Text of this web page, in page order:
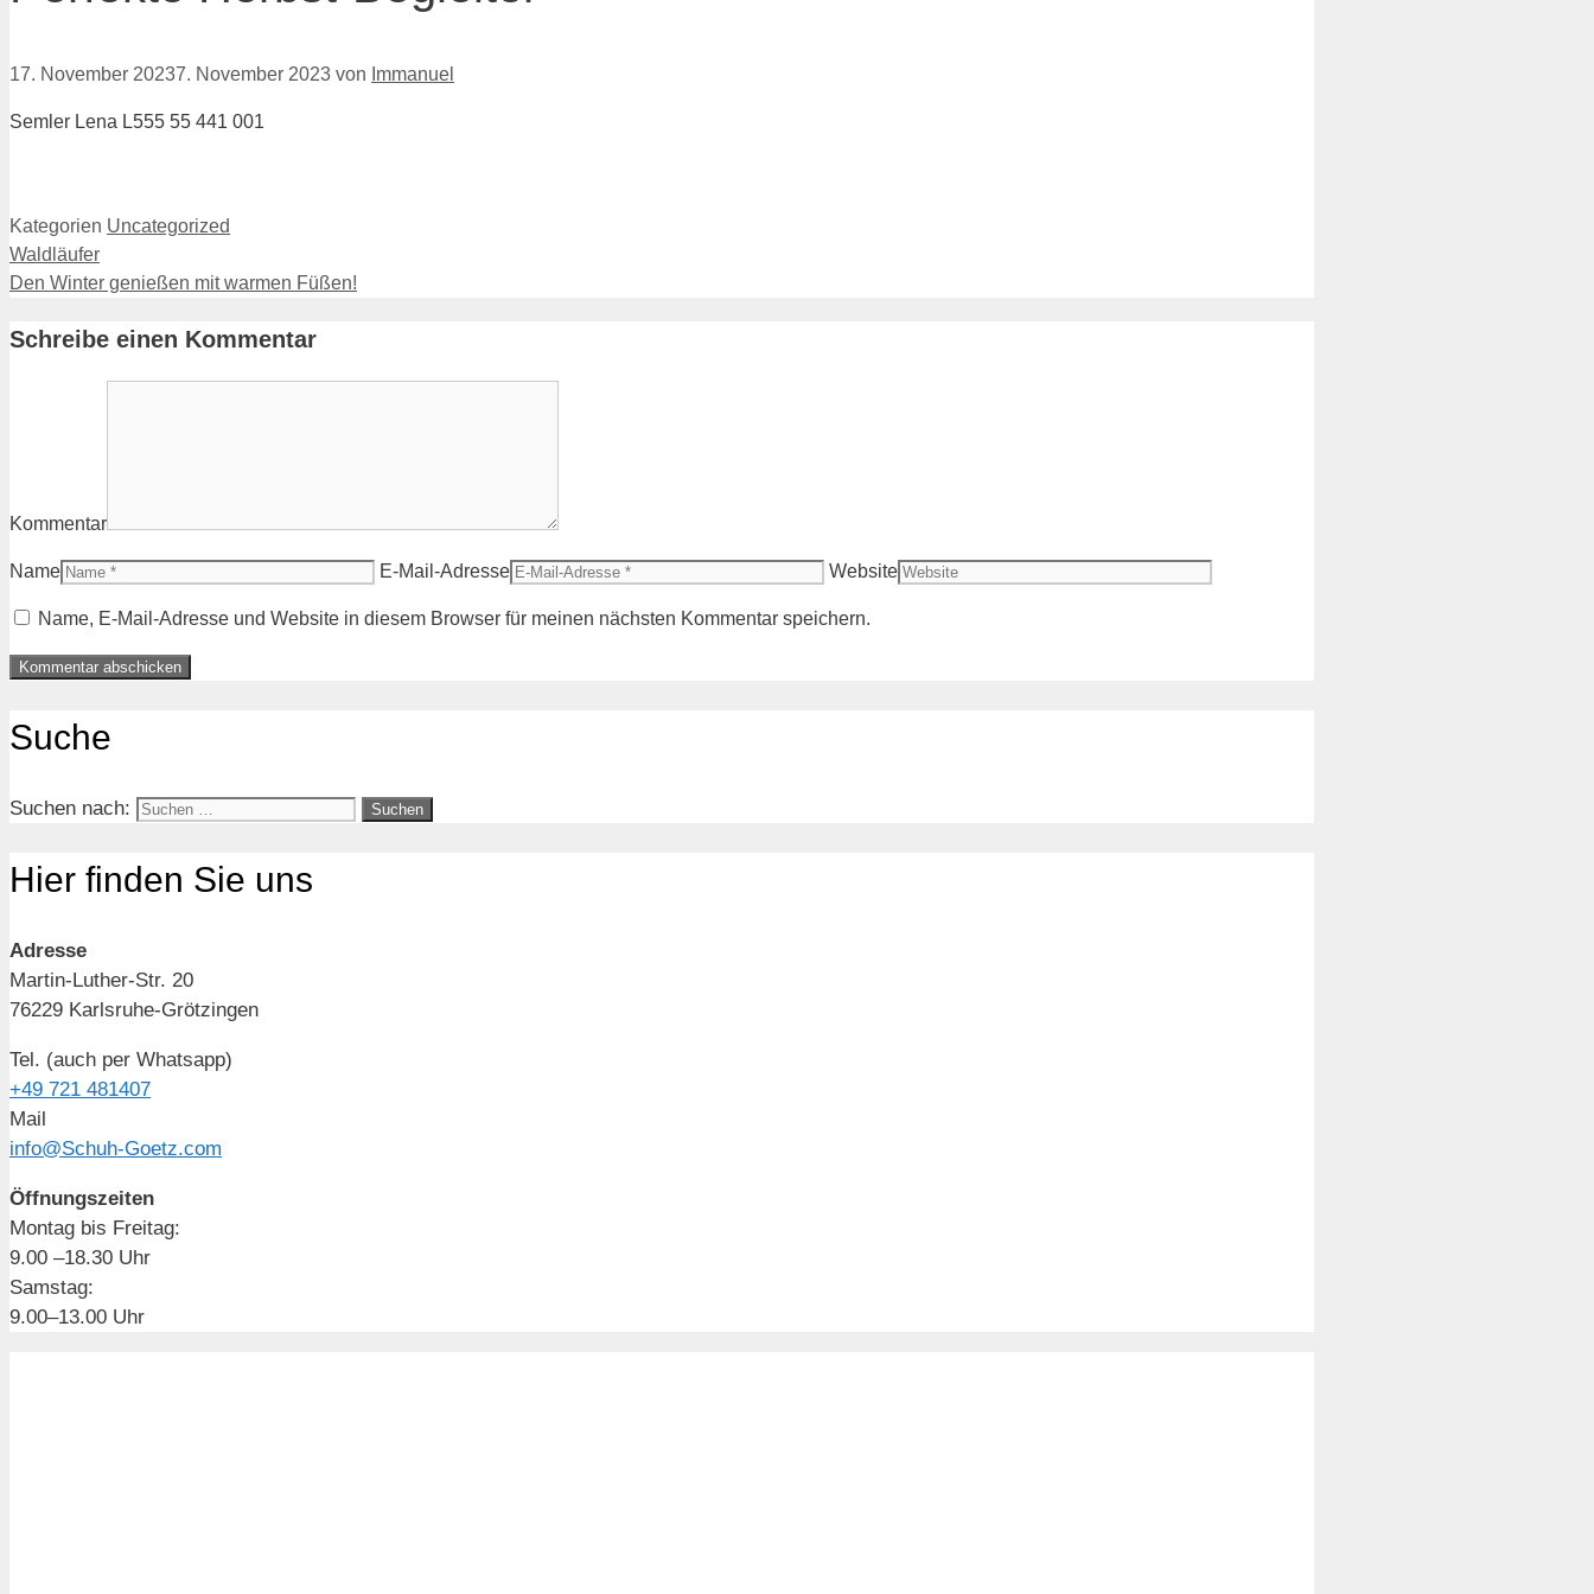
17. November 20237. November 2023 von Immanuel
Semler Lena L555 55 441 001
Kategorien Uncategorized
Waldläufer
Den Winter genießen mit warmen Füßen!
Schreibe einen Kommentar
Kommentar
Name E-Mail-Adresse Website
Name, E-Mail-Adresse und Website in diesem Browser für meinen nächsten Kommentar speichern.
Suche
Suchen nach:
Hier finden Sie uns
Adresse
Martin-Luther-Str. 20
76229 Karlsruhe-Grötzingen
Tel. (auch per Whatsapp)
+49 721 481407
Mail
info@Schuh-Goetz.com
Öffnungszeiten
Montag bis Freitag:
9.00 –18.30 Uhr
Samstag:
9.00–13.00 Uhr